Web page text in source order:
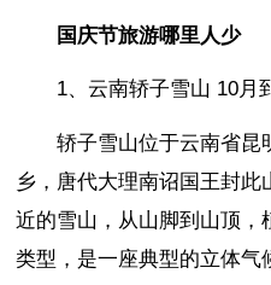
国庆节旅游哪里人少
1、云南轿子雪山 10月
轿子雪山位于云南省昆
乡，唐代大理南诏国王封此
近的雪山，从山脚到山顶，
类型，是一座典型的立体气